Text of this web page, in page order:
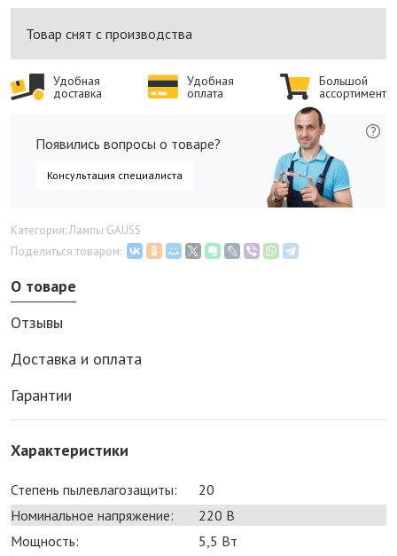
Товар снят с производства
Удобная
доставка
Удобная
оплата
Большой
ассортимент
Появились вопросы о товаре?
Консультация специалиста
Категория: Лампы GAUSS
Поделиться товаром:
О товаре
Отзывы
Доставка и оплата
Гарантии
Характеристики
Степень пылевлагозащиты:
20
Номинальное напряжение:
220 В
Мощность:
5,5 Bт